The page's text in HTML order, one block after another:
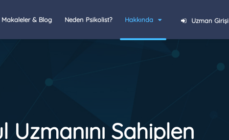
Uzman Girişi
Makaleler & Blog Neden Psikolist? Hakkında
Sahiplen